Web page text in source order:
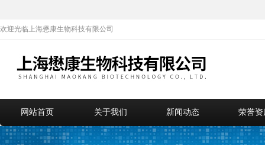
欢迎光临上海懋康生物科技有限公司
网站首页 关于我们 新闻动态 荣誉资